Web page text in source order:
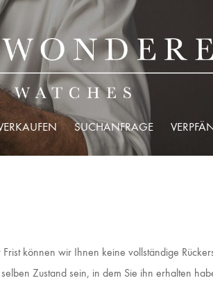
SUCHANFRAGE
können wir Ihnen keine vollständige
Zustand sein, in dem Sie ihn erhalten